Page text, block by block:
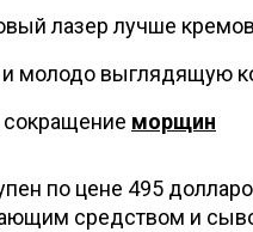
лазер лучше
молодо выглядящую
сокращение морщин
по цене 495
средством и